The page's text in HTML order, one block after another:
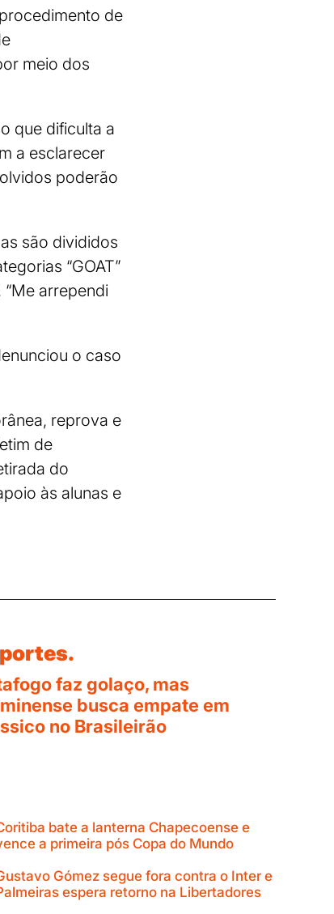
de
meio dos
que dificulta a
a esclarecer
poderão
são divididos
“GOAT”
“Me arrependi
o caso
reprova e
de
do
às alunas e
faz golaço, mas
busca empate em
no Brasileirão
bate a lanterna Chapecoense e
a primeira pós Copa do Mundo
Gómez segue fora contra o Inter e
espera retorno na Libertadores